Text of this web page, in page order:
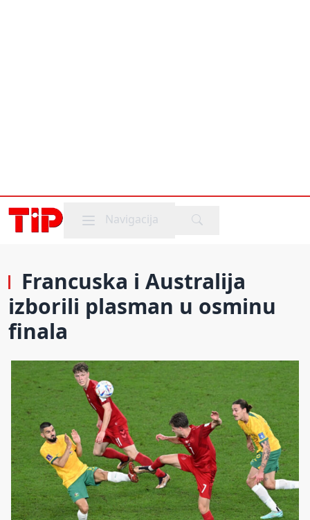
Mobile menu
Navigacija
Francuska i Australija
izborili plasman u osminu
finala